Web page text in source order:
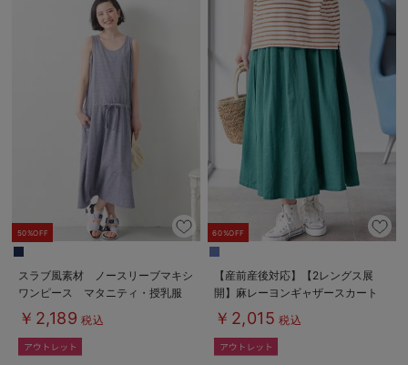
50%OFF
スラブ風素材 ノースリーブマキシ
ワンピース マタニティ・授乳服
【出産後も長く使える】
￥2,189 税込
60%OFF
【産前産後対応】【2レングス展
開】麻レーヨンギャザースカート
【出産後も長く使える】
￥2,015 税込